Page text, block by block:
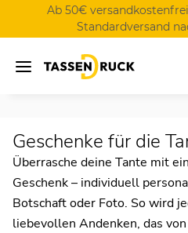
Ab 50€
Standardversand
Geschenke für die
Überrasche deine Tante mit
Geschenk – individuell
Botschaft oder Foto. So wird
liebevollen Andenken, das